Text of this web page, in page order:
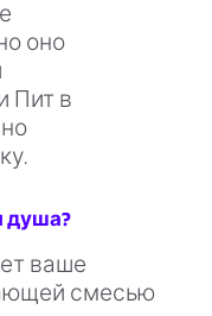
оно
Пит в
душа?
ваше
смесью